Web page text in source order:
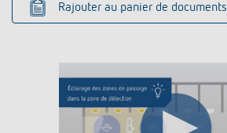
Rajouter au panier de documents